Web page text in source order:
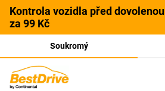
Kontrola vozidla před dovolenou
za 99 Kč
Soukromý